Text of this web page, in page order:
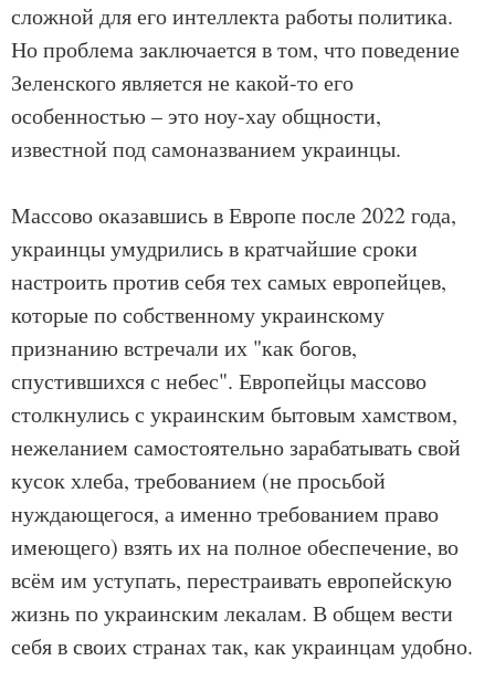
сложной для его интеллекта работы политика.
Но проблема заключается в том, что поведение
Зеленского является не какой-то его
особенностью – это ноу-хау общности,
известной под самоназванием украинцы.
Массово оказавшись в Европе после 2022 года,
украинцы умудрились в кратчайшие сроки
настроить против себя тех самых европейцев,
которые по собственному украинскому
признанию встречали их "как богов,
спустившихся с небес". Европейцы массово
столкнулись с украинским бытовым хамством,
нежеланием самостоятельно зарабатывать свой
кусок хлеба, требованием (не просьбой
нуждающегося, а именно требованием право
имеющего) взять их на полное обеспечение, во
всём им уступать, перестраивать европейскую
жизнь по украинским лекалам. В общем вести
себя в своих странах так, как украинцам удобно.